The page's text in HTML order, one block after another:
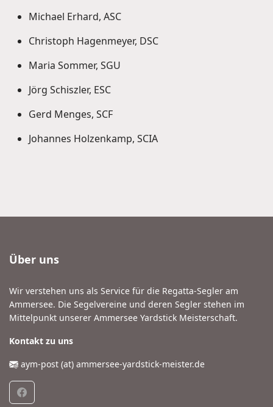
Michael Erhard, ASC
Christoph Hagenmeyer, DSC
Maria Sommer, SGU
Jörg Schiszler, ESC
Gerd Menges, SCF
Johannes Holzenkamp, SCIA
Über uns
Wir verstehen uns als Service für die Regatta-Segler am
Ammersee. Die Segelvereine und deren Segler stehen im
Mittelpunkt unserer Ammersee Yardstick Meisterschaft.
Kontakt zu uns
aym-post (at) ammersee-yardstick-meister.de